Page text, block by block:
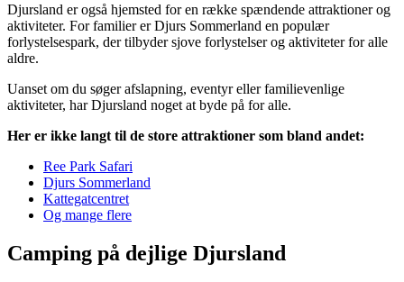
Djursland er også hjemsted for en række spændende attraktioner og
aktiviteter. For familier er Djurs Sommerland en populær
forlystelsespark, der tilbyder sjove forlystelser og aktiviteter for alle
aldre.
Uanset om du søger afslapning, eventyr eller familievenlige
aktiviteter, har Djursland noget at byde på for alle.
Her er ikke langt til de store attraktioner som bland andet:
Ree Park Safari
Djurs Sommerland
Kattegatcentret
Og mange flere
Camping på dejlige Djursland